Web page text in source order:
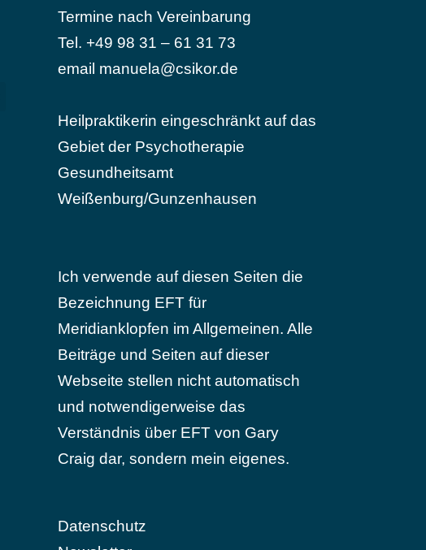
Termine nach Vereinbarung
Tel. +49 98 31 – 61 31 73
email manuela@csikor.de
Heilpraktikerin eingeschränkt auf das
Gebiet der Psychotherapie
Gesundheitsamt
Weißenburg/Gunzenhausen
Ich verwende auf diesen Seiten die
Bezeichnung EFT für
Meridianklopfen im Allgemeinen. Alle
Beiträge und Seiten auf dieser
Webseite stellen nicht automatisch
und notwendigerweise das
Verständnis über EFT von Gary
Craig dar, sondern mein eigenes.
Datenschutz